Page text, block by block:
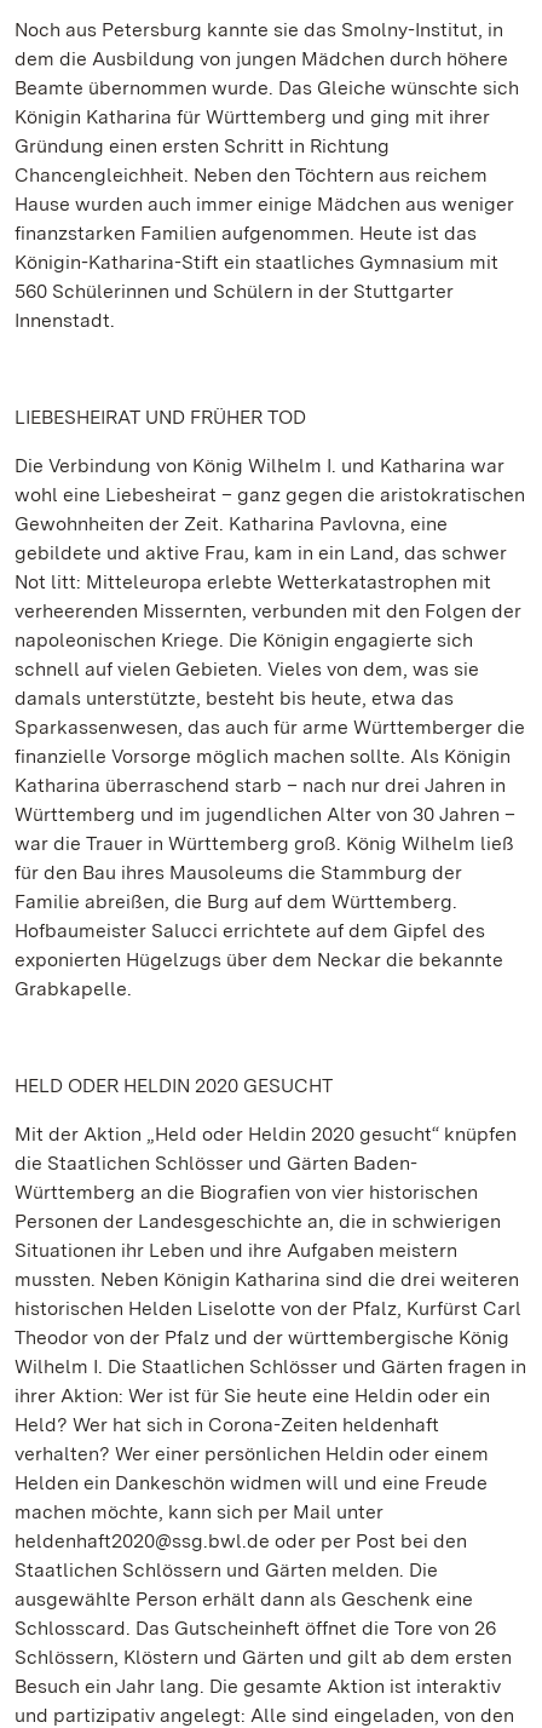
Noch aus Petersburg kannte sie das Smolny-Institut, in
dem die Ausbildung von jungen Mädchen durch höhere
Beamte übernommen wurde. Das Gleiche wünschte sich
Königin Katharina für Württemberg und ging mit ihrer
Gründung einen ersten Schritt in Richtung
Chancengleichheit. Neben den Töchtern aus reichem
Hause wurden auch immer einige Mädchen aus weniger
finanzstarken Familien aufgenommen. Heute ist das
Königin-Katharina-Stift ein staatliches Gymnasium mit
560 Schülerinnen und Schülern in der Stuttgarter
Innenstadt.
LIEBESHEIRAT UND FRÜHER TOD
Die Verbindung von König Wilhelm I. und Katharina war
wohl eine Liebesheirat – ganz gegen die aristokratischen
Gewohnheiten der Zeit. Katharina Pavlovna, eine
gebildete und aktive Frau, kam in ein Land, das schwer
Not litt: Mitteleuropa erlebte Wetterkatastrophen mit
verheerenden Missernten, verbunden mit den Folgen der
napoleonischen Kriege. Die Königin engagierte sich
schnell auf vielen Gebieten. Vieles von dem, was sie
damals unterstützte, besteht bis heute, etwa das
Sparkassenwesen, das auch für arme Württemberger die
finanzielle Vorsorge möglich machen sollte. Als Königin
Katharina überraschend starb – nach nur drei Jahren in
Württemberg und im jugendlichen Alter von 30 Jahren –
war die Trauer in Württemberg groß. König Wilhelm ließ
für den Bau ihres Mausoleums die Stammburg der
Familie abreißen, die Burg auf dem Württemberg.
Hofbaumeister Salucci errichtete auf dem Gipfel des
exponierten Hügelzugs über dem Neckar die bekannte
Grabkapelle.
HELD ODER HELDIN 2020 GESUCHT
Mit der Aktion „Held oder Heldin 2020 gesucht“ knüpfen
die Staatlichen Schlösser und Gärten Baden-
Württemberg an die Biografien von vier historischen
Personen der Landesgeschichte an, die in schwierigen
Situationen ihr Leben und ihre Aufgaben meistern
mussten. Neben Königin Katharina sind die drei weiteren
historischen Helden Liselotte von der Pfalz, Kurfürst Carl
Theodor von der Pfalz und der württembergische König
Wilhelm I. Die Staatlichen Schlösser und Gärten fragen in
ihrer Aktion: Wer ist für Sie heute eine Heldin oder ein
Held? Wer hat sich in Corona-Zeiten heldenhaft
verhalten? Wer einer persönlichen Heldin oder einem
Helden ein Dankeschön widmen will und eine Freude
machen möchte, kann sich per Mail unter
heldenhaft2020@ssg.bwl.de oder per Post bei den
Staatlichen Schlössern und Gärten melden. Die
ausgewählte Person erhält dann als Geschenk eine
Schlosscard. Das Gutscheinheft öffnet die Tore von 26
Schlössern, Klöstern und Gärten und gilt ab dem ersten
Besuch ein Jahr lang. Die gesamte Aktion ist interaktiv
und partizipativ angelegt: Alle sind eingeladen, von den